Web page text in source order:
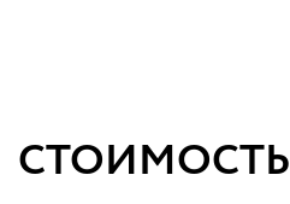
СТОИМОСТЬ